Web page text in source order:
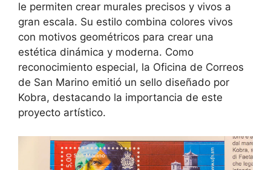
le permiten crear murales precisos y vivos a
gran escala. Su estilo combina colores vivos
con motivos geométricos para crear una
estética dinámica y moderna. Como
reconocimiento especial, la Oficina de Correos
de San Marino emitió un sello diseñado por
Kobra, destacando la importancia de este
proyecto artístico.